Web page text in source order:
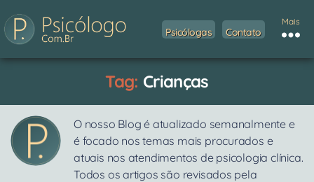
Psicólogas Contato
Mais
Tag: Crianças
O nosso Blog é atualizado semanalmente e
é focado nos temas mais procurados e
atuais nos atendimentos de psicologia clínica.
Todos os artigos são revisados pela